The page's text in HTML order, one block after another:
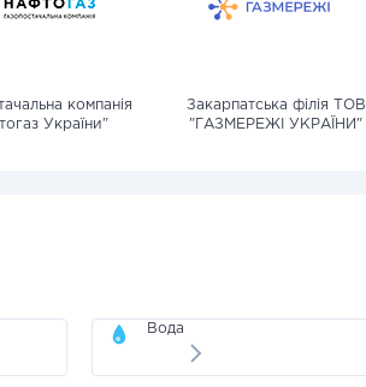
компанія
України"
Закарпатська філія ТОВ
"ГАЗМЕРЕЖІ УКРАЇНИ"
Вода